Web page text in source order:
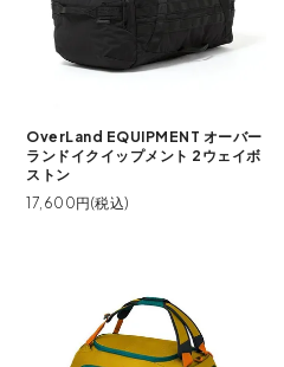
OverLand EQUIPMENT オーバー
ランドイクイップメント 2ウェイボ
ストン
17,600円(税込)